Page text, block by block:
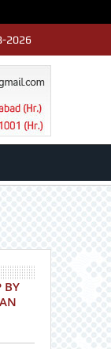
2026
मंदिर 3डी-42 का
BY